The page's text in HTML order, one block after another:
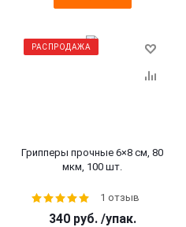
РАСПРОДАЖА
Грипперы прочные 6×8 см, 80
мкм, 100 шт.
1 отзыв
340 руб. /упак.